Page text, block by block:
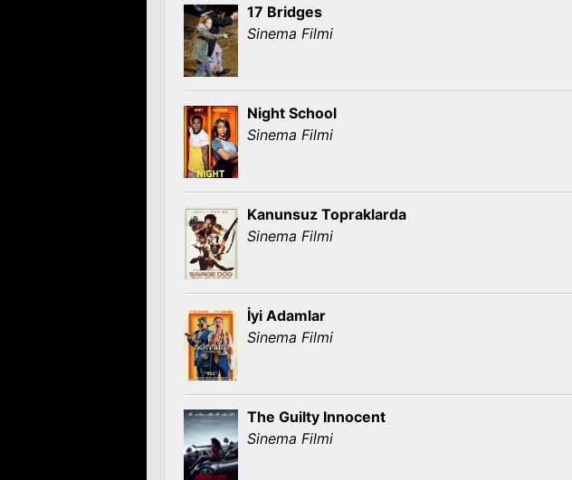
17 Bridges
Sinema Filmi
Night School
Sinema Filmi
Kanunsuz Topraklarda
Sinema Filmi
İyi Adamlar
Sinema Filmi
The Guilty Innocent
Sinema Filmi